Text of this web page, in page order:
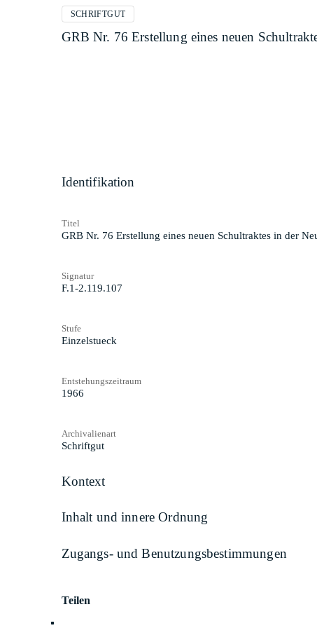
SCHRIFTGUT
GRB Nr. 76 Erstellung eines neuen
Identifikation
Titel
GRB Nr. 76 Erstellung eines neuen Schultraktes in der
Signatur
F.1-2.119.107
Stufe
Einzelstueck
Entstehungszeitraum
1966
Archivalienart
Schriftgut
Kontext
Inhalt und innere Ordnung
Zugangs- und Benutzungsbestimmungen
Teilen